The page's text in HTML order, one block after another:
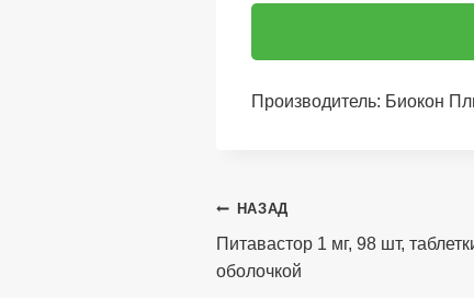
Производитель: Биокон
Навигация
по
записям
НАЗАД
Питавастор 1 мг, 98 шт,
оболочкой